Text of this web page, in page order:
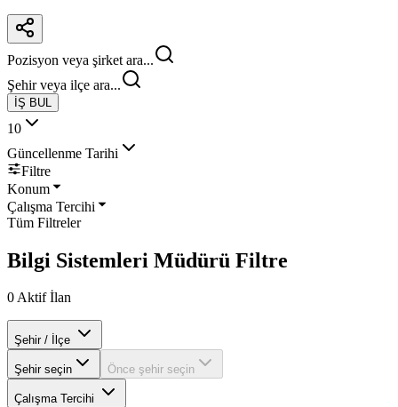
Pozisyon veya şirket ara...
Şehir veya ilçe ara...
İŞ BUL
10
Güncellenme Tarihi
Filtre
Konum
Çalışma Tercihi
Tüm Filtreler
Bilgi Sistemleri Müdürü Filtre
0Aktif İlan
Şehir / İlçe
Şehir seçin Önce şehir seçin
Çalışma Tercihi